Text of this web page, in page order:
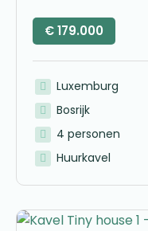
€179.000
Luxemburg
Bosrijk
4 personen
Huurkavel